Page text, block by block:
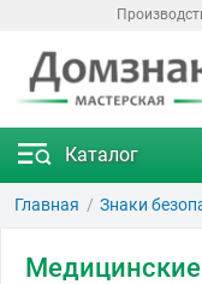
Каталог
Главная Знаки
Медицинские